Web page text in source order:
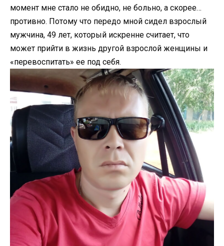
момент мне стало не обидно, не больно, а скорее…
противно. Потому что передо мной сидел взрослый
мужчина, 49 лет, который искренне считает, что
может прийти в жизнь другой взрослой женщины и
«перевоспитать» ее под себя.